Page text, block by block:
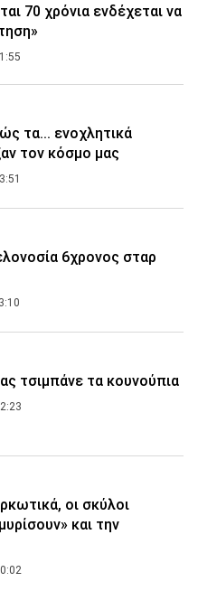
70 χρόνια ενδέχεται να
τα... ενοχλητικά
τον κόσμο μας
6χρονος σταρ
τσιμπάνε τα κουνούπια
οι σκύλοι
και την